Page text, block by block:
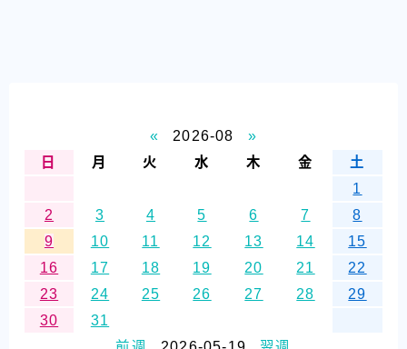
« 2026-08
»
日
月 火 水 木 金
土
1
2
3 4 5 6 7
8
9
10 11 12 13 14
15
16
17 18 19 20 21
22
23
24 25 26 27 28
29
30
31